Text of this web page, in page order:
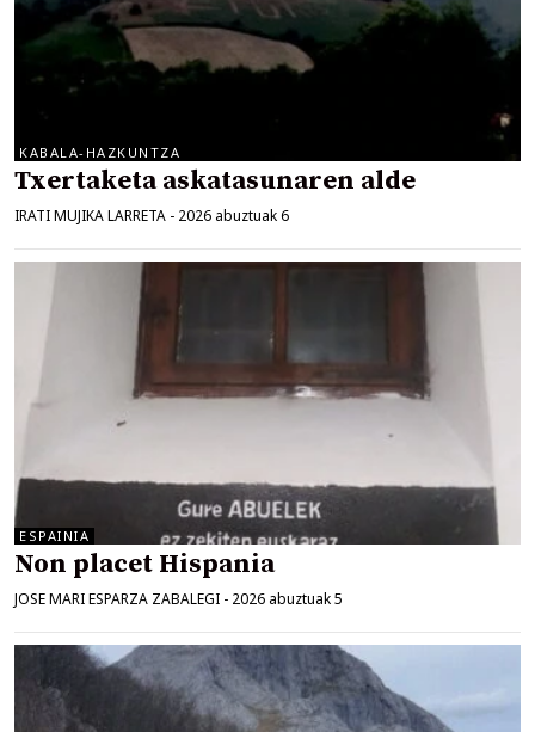
KABALA-HAZKUNTZA
Txertaketa askatasunaren alde
IRATI MUJIKA LARRETA - 2026 abuztuak 6
ESPAINIA
Non placet Hispania
JOSE MARI ESPARZA ZABALEGI - 2026 abuztuak 5